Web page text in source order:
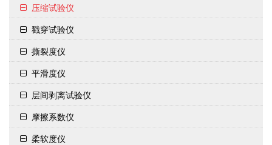
压缩试验仪
戳穿试验仪
撕裂度仪
平滑度仪
层间剥离试验仪
摩擦系数仪
柔软度仪